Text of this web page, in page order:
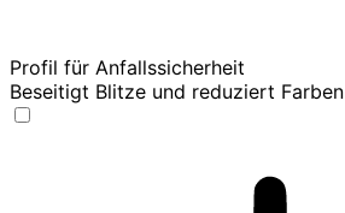
Profil für Anfallssicherheit
Beseitigt Blitze und reduziert Farben